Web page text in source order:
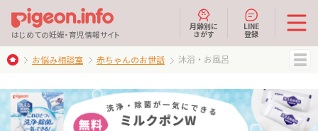
はじめての妊娠・育児情報サイト
月齢別に
さがす
LINE
登録
お悩み相談室 赤ちゃんのお世話 沐浴・お風呂